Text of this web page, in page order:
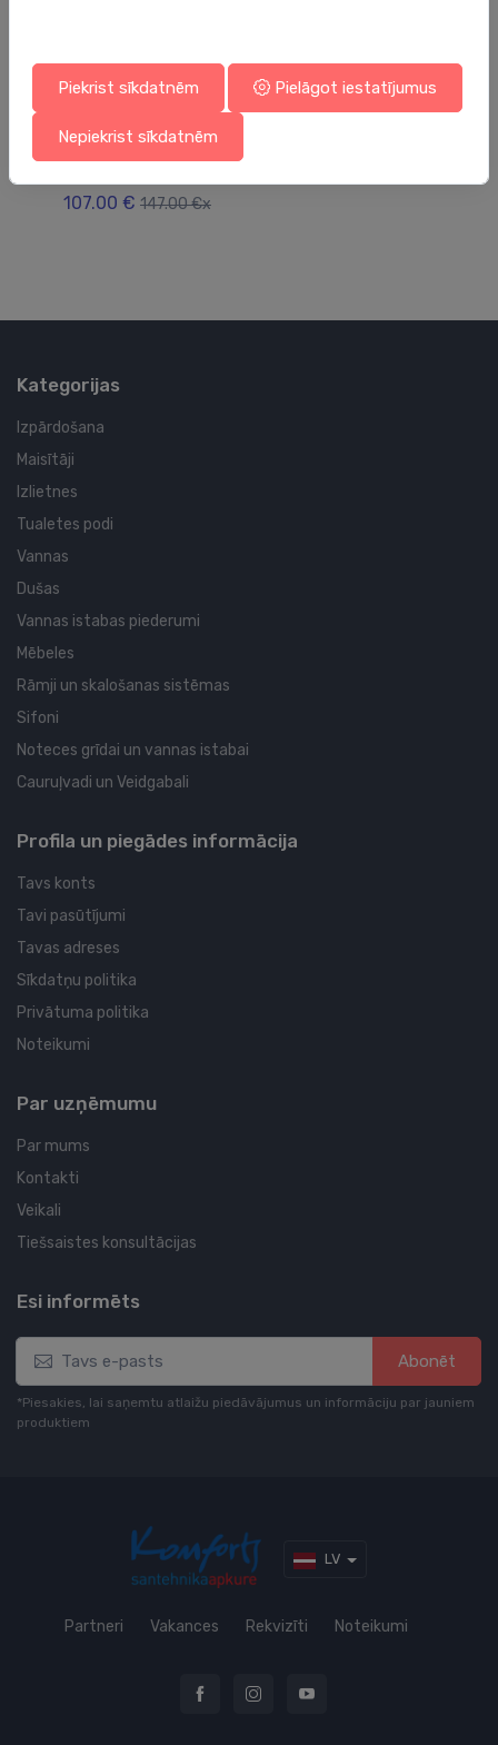
Tualetes podu skalojamās kastes
skalojamā kaste Connect, balta
107.00 € 147.00 €x
Kategorijas
Izpārdošana
Maisītāji
Izlietnes
Tualetes podi
Vannas
Dušas
Vannas istabas piederumi
Mēbeles
Rāmji un skalošanas sistēmas
Sifoni
Noteces grīdai un vannas istabai
Cauruļvadi un Veidgabali
Profila un piegādes informācija
Tavs konts
Tavi pasūtījumi
Tavas adreses
Sīkdatņu politika
Privātuma politika
Noteikumi
Par uzņēmumu
Par mums
Kontakti
Veikali
Tiešsaistes konsultācijas
Esi informēts
Abonēt
*Piesakies, lai saņemtu atlaižu piedāvājumus un informāciju par jauniem
produktiem
LV
Partneri Vakances Rekvizīti Noteikumi
Piekrist sīkdatnēm Pielāgot iestatījumus
Nepiekrist sīkdatnēm